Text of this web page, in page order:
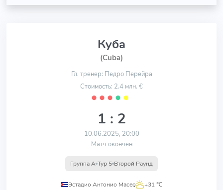
Куба
(Cuba)
Гл. тренер: Педро Перейра
Стоимость: 2.4 млн. €
⬤ ⬤ ⬤ ⬤ ⬤
1 : 2
10.06.2025, 20:00
Матч окончен
Группа A Тур 5 Второй Раунд
Эстадио Антонио Масео
, +31 ℃